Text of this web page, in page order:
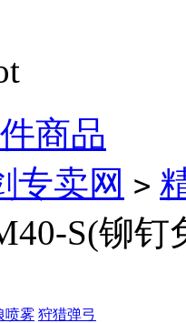
商品
专卖网 >
S(铆钉
喷雾 狩猎弹弓